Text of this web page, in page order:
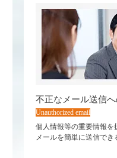
不正なメール送信
Unauthorized email
個人情報等の重要情報
メールを簡単に送信でき